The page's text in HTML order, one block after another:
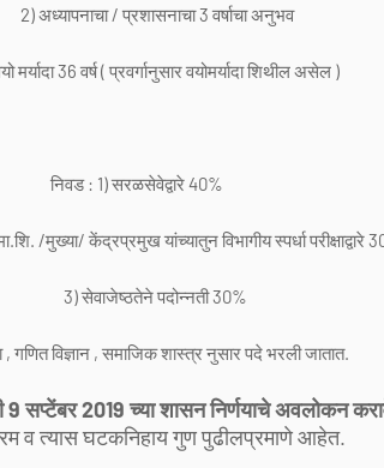
अध्यापनाचा / प्रशासनाचा 3 वर्षाचा अनुभव
36 वर्ष ( प्रवर्गानुसार वयोमर्यादा शिथील असेल )
निवड : 1) सरळसेवेद्वारे 40%
मुख्या/ केंद्रप्रमुख यांच्यातुन विभागीय स्पर्धा परीक्षाद्वारे
3) सेवाजेष्ठतेने पदोन्नती 30%
विज्ञान , समाजिक शास्त्र नुसार पदे भरली जातात.
सप्टेंबर 2019 च्या शासन निर्णयाचे अवलोकन
व त्यास घटकनिहाय गुण पुढीलप्रमाणे आहेत.